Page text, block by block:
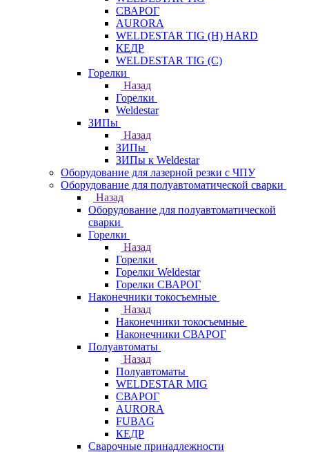
СВАРОГ
AURORA
WELDESTAR TIG (H) HARD
КЕДР
WELDESTAR TIG (С)
Горелки
Назад
Горелки
Weldestar
ЗИПы
Назад
ЗИПы
ЗИПы к Weldestar
Оборудование для лазерной резки с ЧПУ
Оборудование для полуавтоматической сварки
Назад
Оборудование для полуавтоматической
сварки
Горелки
Назад
Горелки
Горелки Weldestar
Горелки СВАРОГ
Наконечники токосъемные
Назад
Наконечники токосъемные
Наконечники СВАРОГ
Полуавтоматы
Назад
Полуавтоматы
WELDESTAR MIG
СВАРОГ
AURORA
FUBAG
КЕДР
Сварочные принадлежности